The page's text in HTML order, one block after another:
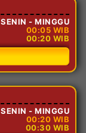
SENIN - MINGGU
00:05 WIB
00:20 WIB
SENIN - MINGGU
00:20 WIB
00:30 WIB